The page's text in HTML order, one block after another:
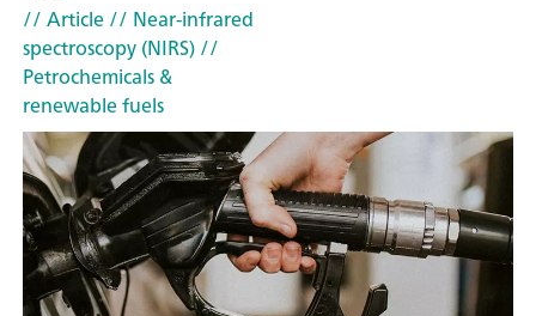
// Article// Near-infrared
spectroscopy (NIRS)//
Petrochemicals &
renewable fuels